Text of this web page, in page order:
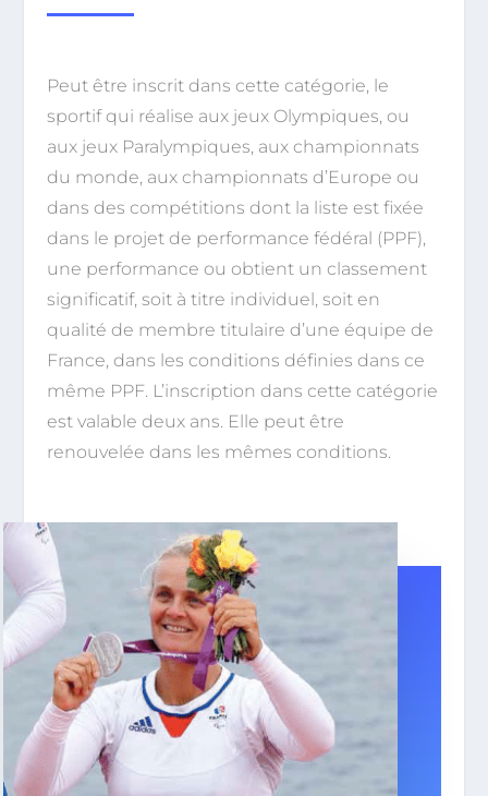
Peut être inscrit dans cette catégorie, le
sportif qui réalise aux jeux Olympiques, ou
aux jeux Paralympiques, aux championnats
du monde, aux championnats d’Europe ou
dans des compétitions dont la liste est fixée
dans le projet de performance fédéral (PPF),
une performance ou obtient un classement
significatif, soit à titre individuel, soit en
qualité de membre titulaire d’une équipe de
France, dans les conditions définies dans ce
même PPF. L’inscription dans cette catégorie
est valable deux ans. Elle peut être
renouvelée dans les mêmes conditions.